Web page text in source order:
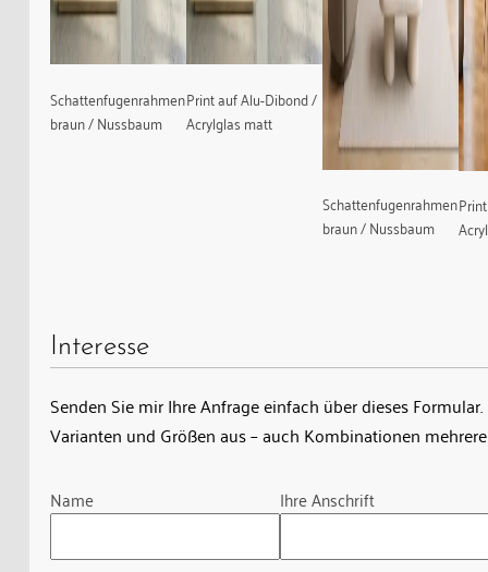
Schattenfugenrahmen
braun / Nussbaum
Print auf Alu-Dibond /
Acrylglas matt
Schattenfugenrahmen
braun / Nussbaum
Interesse
Senden Sie mir Ihre Anfrage einfach über dieses
Varianten und Größen aus – auch Kombinationen
Name Ihre Anschrift
Guardian